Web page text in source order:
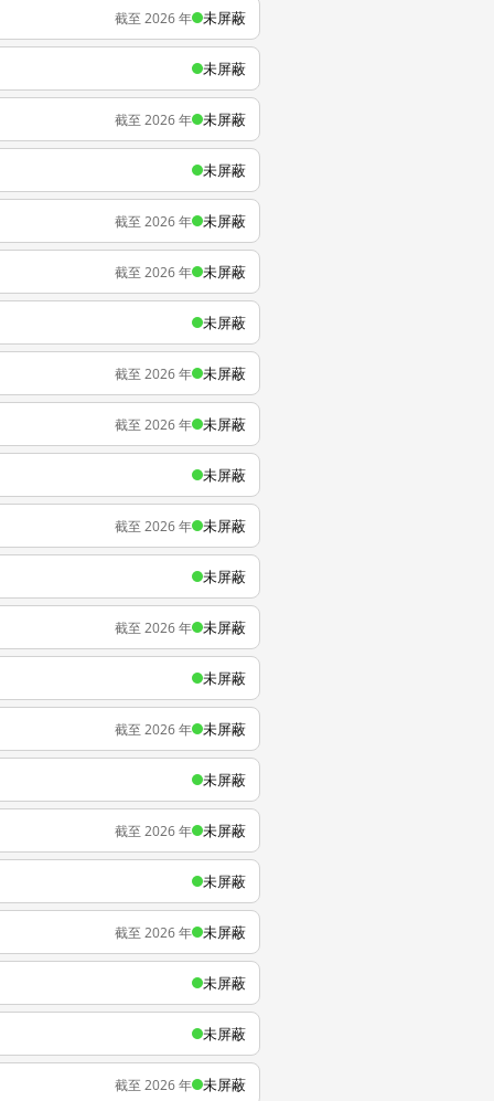
截至 2026 年 未屏蔽
未屏蔽
截至 2026 年 未屏蔽
未屏蔽
截至 2026 年 未屏蔽
截至 2026 年 未屏蔽
未屏蔽
截至 2026 年 未屏蔽
截至 2026 年 未屏蔽
未屏蔽
截至 2026 年 未屏蔽
未屏蔽
截至 2026 年 未屏蔽
未屏蔽
截至 2026 年 未屏蔽
未屏蔽
截至 2026 年 未屏蔽
未屏蔽
截至 2026 年 未屏蔽
未屏蔽
未屏蔽
截至 2026 年 未屏蔽